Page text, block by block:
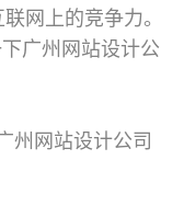
网上的竞争力。
广州网站设计公
州网站设计公司